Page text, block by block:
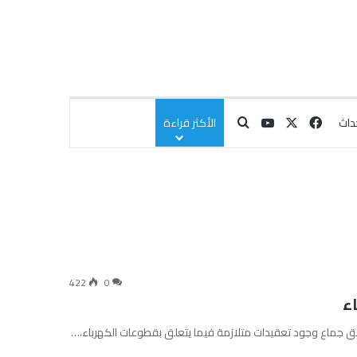
فيسبوك ‫YouTubeبحث عن
الأكثر قراءة
0
422
وجود تعقيدات متلازمة فيما يتعلق بقطوعات الكهرباء،…